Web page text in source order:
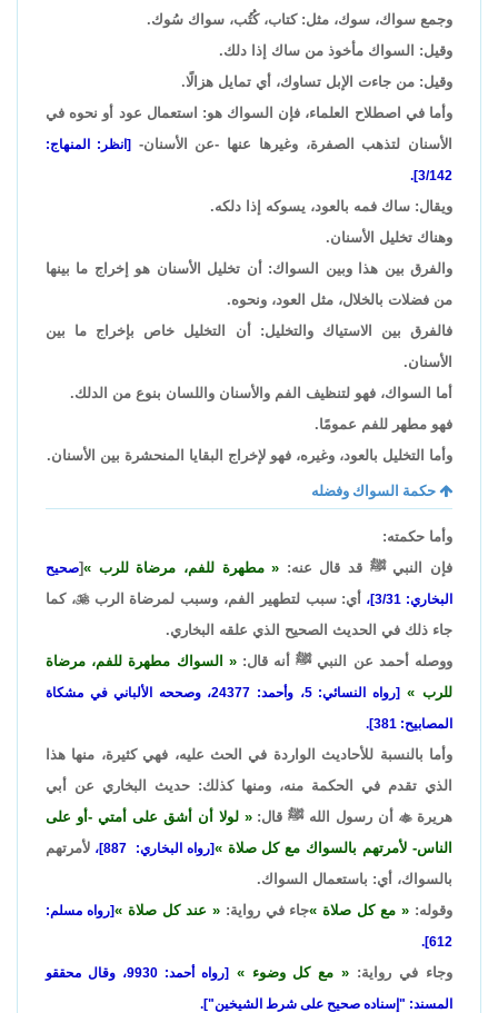
وجمع سواك، سوك، مثل: كتاب، كُتُب، سواك سُوك.
وقيل: السواك مأخوذ من ساك إذا دلك.
وقيل: من جاءت الإبل تساوك، أي تمايل هزالًا.
وأما في اصطلاح العلماء، فإن السواك هو: استعمال عود أو نحوه في
الأسنان لتذهب الصفرة، وغيرها عنها -عن الأسنان-[انظر: المنهاج:
3/142].
ويقال: ساك فمه بالعود، يسوكه إذا دلكه.
وهناك تخليل الأسنان.
والفرق بين هذا وبين السواك: أن تخليل الأسنان هو إخراج ما بينها
من فضلات بالخلال، مثل العود، ونحوه.
فالفرق بين الاستياك والتخليل: أن التخليل خاص بإخراج ما بين
الأسنان.
أما السواك، فهو لتنظيف الفم والأسنان واللسان بنوع من الدلك.
فهو مطهر للفم عمومًا.
وأما التخليل بالعود، وغيره، فهو لإخراج البقايا المنحشرة بين الأسنان.
حكمة السواك وفضله
وأما حكمته:
فإن النبي ﷺ قد قال عنه:
مطهرة للفم، مرضاة للرب [صحيح
البخاري: 3/31]،
أي: سبب لتطهير الفم، وسبب لمرضاة الرب، كما
جاء ذلك في الحديث الصحيح الذي علقه البخاري.
ووصله أحمد عن النبي ﷺ أنه قال:
السواك مطهرة للفم، مرضاة
للرب
[رواه النسائي: 5، وأحمد: 24377، وصححه الألباني في مشكاة
المصابيح: 381].
وأما بالنسبة للأحاديث الواردة في الحث عليه، فهي كثيرة، منها هذا
الذي تقدم في الحكمة منه، ومنها كذلك: حديث البخاري عن أبي
هريرةأن رسول الله ﷺ قال:
لولا أن أشق على أمتي -أو على
الناس- لأمرتهم بالسواك مع كل صلاة
[رواه البخاري: 887]،
لأمرتهم
بالسواك، أي: باستعمال السواك.
وقوله:
مع كل صلاة جاء في رواية: عند كل صلاة
[رواه مسلم:
612].
وجاء في رواية: مع كل وضوء
[رواه أحمد: 9930، وقال محققو
المسند: "إسناده صحيح على شرط الشيخين"].